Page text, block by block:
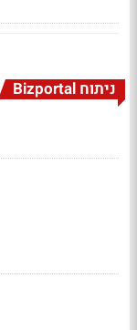
ניתוח Bizportal